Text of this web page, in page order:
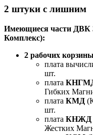
2 штуки с лишним
Имеющиеся части ДВК
Комплекс):
2 рабочих корзины
плата
шт.
плата
Гибких
плата КМД
шт.
плата КНЖД
Жестких